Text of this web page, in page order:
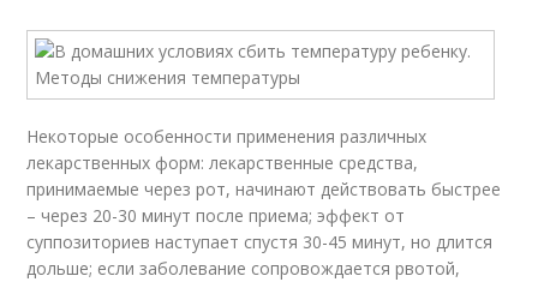
Некоторые особенности применения различных
лекарственных форм: лекарственные средства,
принимаемые через рот, начинают действовать быстрее
– через 20-30 минут после приема; эффект от
суппозиториев наступает спустя 30-45 минут, но длится
дольше; если заболевание сопровождается рвотой,